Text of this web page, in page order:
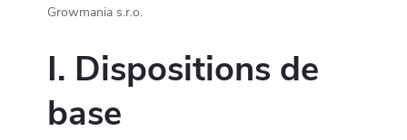
Growmania s.r.o.
I. Dispositions de
base